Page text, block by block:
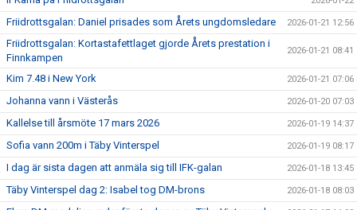
Friidrottsgalan: Daniel prisades som Årets ungdomsledare 2026-01-21 12:56
Friidrottsgalan: Kortastafettlaget gjorde Årets prestation i
Finnkampen
2026-01-21 08:41
Kim 7.48 i New York 2026-01-21 07:06
Johanna vann i Västerås 2026-01-20 07:03
Kallelse till årsmöte 17 mars 2026 2026-01-19 14:37
Sofia vann 200m i Täby Vinterspel 2026-01-19 08:17
I dag är sista dagen att anmäla sig till IFK-galan 2026-01-18 13:45
Täby Vinterspel dag 2: Isabel tog DM-brons 2026-01-18 08:03